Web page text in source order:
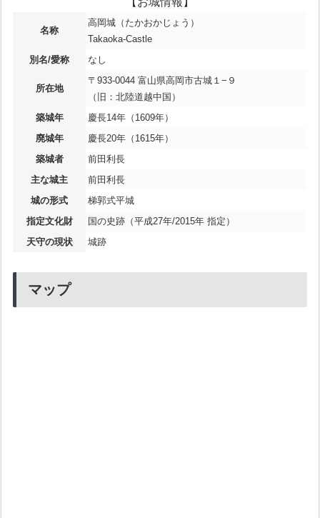
名称
高岡城（たかおかじょう）
Takaoka-Castle
別名/愛称
なし
所在地
〒933-0044 富山県高岡市古城１−９
（旧：北陸道越中国）
築城年
慶長14年（1609年）
廃城年
慶長20年（1615年）
築城者
前田利長
主な城主
前田利長
城の形式
梯郭式平城
指定文化財
国の史跡（平成27年/2015年 指定）
天守の現状
城跡
マップ